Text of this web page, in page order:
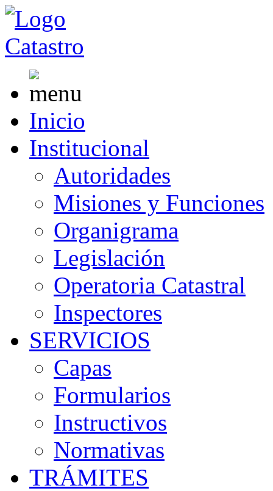
Inicio
Institucional
Autoridades
Misiones y Funciones
Organigrama
Legislación
Operatoria Catastral
Inspectores
SERVICIOS
Capas
Formularios
Instructivos
Normativas
TRÁMITES